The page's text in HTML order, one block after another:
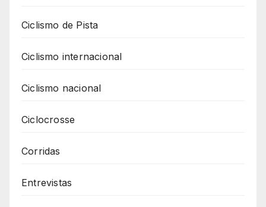
Ciclismo de Pista
Ciclismo internacional
Ciclismo nacional
Ciclocrosse
Corridas
Entrevistas